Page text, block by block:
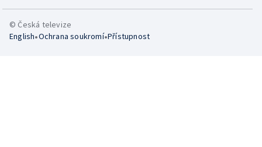
© Česká televize
English•Ochrana soukromí•Přístupnost